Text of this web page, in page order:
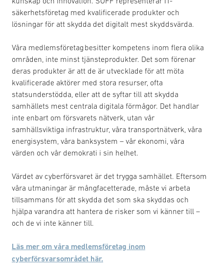
säkerhetsföretag med kvalificerade produkter och
lösningar för att skydda det digitalt mest skyddsvärda.
Våra medlemsföretag besitter kompetens inom flera olika
områden, inte minst tjänsteprodukter. Det som förenar
deras produkter är att de är utvecklade för att möta
kvalificerade aktörer med stora resurser, ofta
statsunderstödda, eller att de syftar till att skydda
samhällets mest centrala digitala förmågor. Det handlar
inte enbart om försvarets nätverk, utan vår
samhällsviktiga infrastruktur, våra transportnätverk, våra
energisystem, våra banksystem – vår ekonomi, våra
värden och vår demokrati i sin helhet.
Värdet av cyberförsvaret är det trygga samhället. Eftersom
våra utmaningar är mångfacetterade, måste vi arbeta
tillsammans för att skydda det som ska skyddas och
hjälpa varandra att hantera de risker som vi känner till –
och de vi inte känner till.
Läs mer om våra medlemsföretag inom
cyberförsvarsområdet här.